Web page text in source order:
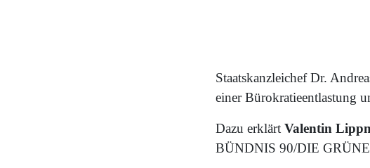
Staatskanzleichef Dr.
einer Bürokratieentlastung
Dazu erklärt Valentin
BÜNDNIS 90/DIE